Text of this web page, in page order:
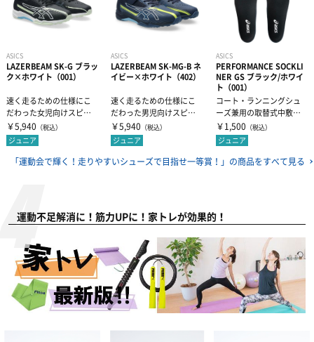
ASICS
LAZERBEAM SK-G ブラッ
ク×ホワイト（001）
速く走るための仕様にこ
だわった女児向けスピー
ドモデル（ヒモ靴）。①
成長段階に...
￥5,940 （税込）
ジュニア
ASICS
LAZERBEAM SK-MG-B ネ
イビー×ホワイト（402）
速く走るための仕様にこ
だわった男児向けスピー
ドモデル（ゴムヒモ＋1本
ベルト）。...
￥5,940 （税込）
ジュニア
ASICS
PERFORMANCE SOCKLI
NER GS ブラック/ホワイ
ト（001）
コート・ランニングシュ
ーズ兼用の取替式中敷で
す。着地時の衝撃をやわ
らげ、さらに推...
￥1,500 （税込）
ジュニア
「運動会で輝く！走りやすいシューズで目指せ一等賞！」の商品をすべて見る
運動不足解消に！筋力UPに！家トレが効果的！